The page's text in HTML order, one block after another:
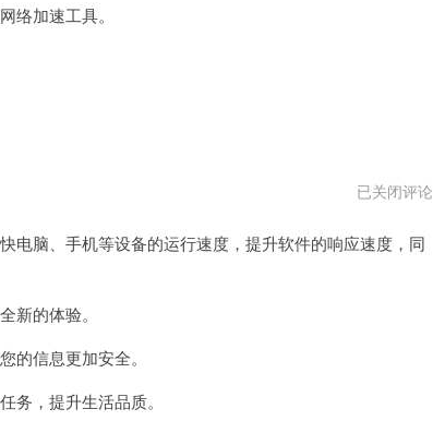
加速工具。
飞
熊
速
器
已关闭评论
脑、手机等设备的运行速度，提升软件的响应速度，同
的体验。
信息更加安全。
，提升生活品质。